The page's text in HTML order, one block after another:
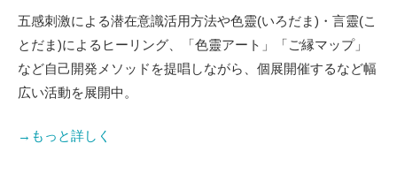
五感刺激による潜在意識活用方法や色靈(いろだま)・言靈(こ
とだま)によるヒーリング、「色靈アート」「ご縁マップ」
など自己開発メソッドを提唱しながら、個展開催するなど幅
広い活動を展開中。
→もっと詳しく